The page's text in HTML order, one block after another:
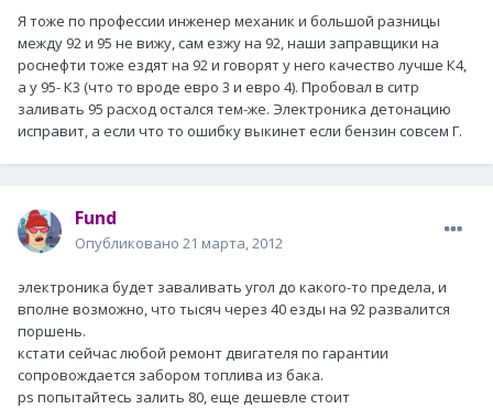
Я тоже по профессии инженер механик и большой разницы
между 92 и 95 не вижу, сам езжу на 92, наши заправщики на
роснефти тоже ездят на 92 и говорят у него качество лучше К4,
а у 95- К3 (что то вроде евро 3 и евро 4). Пробовал в ситр
заливать 95 расход остался тем-же. Электроника детонацию
исправит, а если что то ошибку выкинет если бензин совсем Г.
Fund
Опубликовано 21 марта, 2012
электроника будет заваливать угол до какого-то предела, и
вполне возможно, что тысяч через 40 езды на 92 развалится
поршень.
кстати сейчас любой ремонт двигателя по гарантии
сопровождается забором топлива из бака.
ps попытайтесь залить 80, еще дешевле стоит